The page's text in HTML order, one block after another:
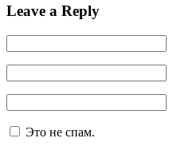
Leave a Reply
Это не спам.